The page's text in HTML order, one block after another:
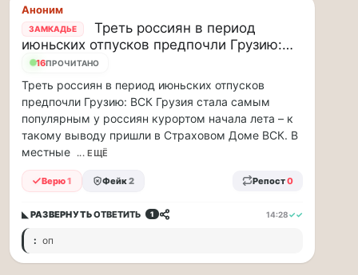
«сердечникам»
можно
находится…
Терапевт
ВСК
дал
совет
дачникам:
«сердечникам»
можно
находится
жаре
более
20
Аноним
ЗАМКАДЬЕ
Треть россиян в период
июньских отпусков предпочли Грузию:…
16ПРОЧИТАНО
Треть россиян в период июньских отпусков
предпочли Грузию: ВСК Грузия стала самым
популярным у россиян курортом начала лета – к
такому выводу пришли в Страховом Доме ВСК. В
местные
... ЕЩЁ
Верю1 Фейк2 Репост0
◣ РАЗВЕРНУТЬОТВЕТИТЬ 1 14:28✓✓
: оп